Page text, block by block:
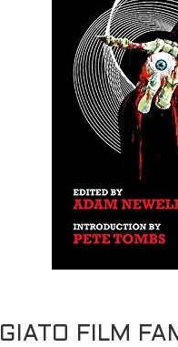
FILM